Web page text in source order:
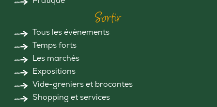
Sortir
Tous les évènements
Temps forts
Les marchés
Expositions
Vide-greniers et brocantes
Shopping et services